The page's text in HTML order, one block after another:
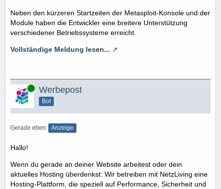
Neben den kürzeren Startzeiten der Metasploit-Konsole und der
Module haben die Entwickler eine breitere Unterstützung
verschiedener Betriebssysteme erreicht.
Vollständige Meldung lesen...
Online Werbepost
Bot
Gerade eben Anzeige
Hallo!
Wenn du gerade an deiner Website arbeitest oder dein
aktuelles Hosting überdenkst: Wir betreiben mit NetzLiving eine
Hosting-Plattform, die speziell auf Performance, Sicherheit und